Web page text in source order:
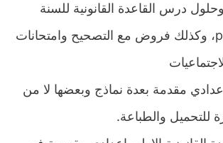
درس القاعدة القانونية للسنة
الاولى اعدادي pdf، وكذلك فروض مع التصحيح وامتحانات
مقدمة بعدة نماذج وبعضها لا من
للتحميل والطباعة.